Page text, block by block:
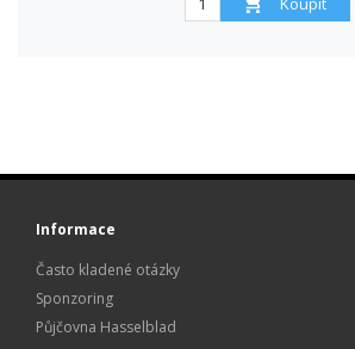
Informace
Často kladené otázky
Sponzoring
Půjčovna Hasselblad